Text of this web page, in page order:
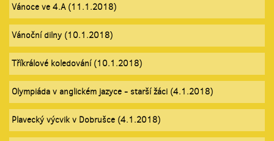
Vánoce ve 4.A (11.1.2018)
Vánoční dilny (10.1.2018)
Tříkrálové koledování (10.1.2018)
Olympiáda v anglickém jazyce - starší žáci (4.1.2018)
Plavecký výcvik v Dobrušce (4.1.2018)